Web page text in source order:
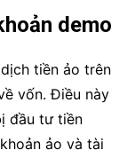
demo
tiền ảo trên
vốn. Điều này
đầu tư tiền
ảo và tài